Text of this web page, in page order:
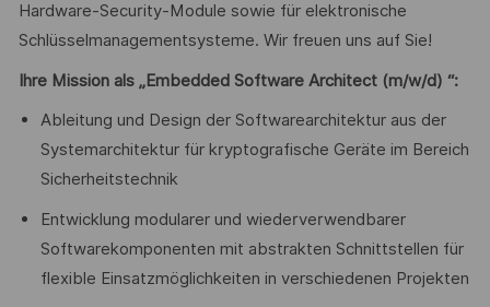
Hardware-Security-Module sowie für elektronische
Schlüsselmanagementsysteme. Wir freuen uns auf Sie!
Ihre Mission als „Embedded Software Architect (m/w/d) “:
Ableitung und Design der Softwarearchitektur aus der
Systemarchitektur für kryptografische Geräte im Bereich
Sicherheitstechnik
Entwicklung modularer und wiederverwendbarer
Softwarekomponenten mit abstrakten Schnittstellen für
flexible Einsatzmöglichkeiten in verschiedenen Projekten